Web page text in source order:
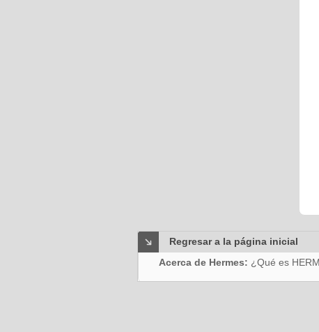
Regresar a la página inicial
Acerca de Hermes: ¿Qué es